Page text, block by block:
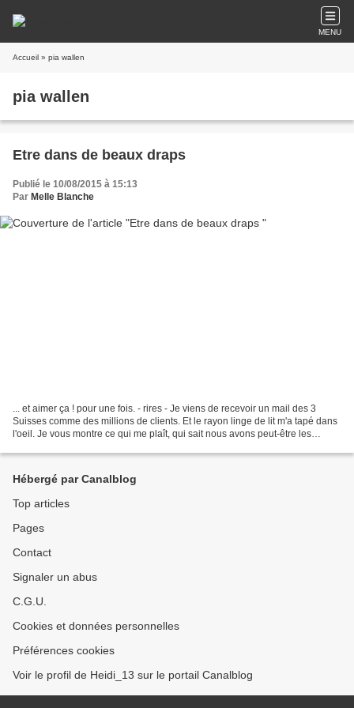
MENU
Accueil » pia wallen
pia wallen
Etre dans de beaux draps
Publié le 10/08/2015 à 15:13
Par Melle Blanche
... et aimer ça ! pour une fois. - rires - Je viens de recevoir un mail des 3
Suisses comme des millions de clients. Et le rayon linge de lit m'a tapé dans
l'oeil. Je vous montre ce qui me plaît, qui sait nous avons peut-être les
Hébergé par Canalblog
Top articles
Pages
Contact
Signaler un abus
C.G.U.
Cookies et données personnelles
Préférences cookies
Voir le profil de Heidi_13 sur le portail Canalblog